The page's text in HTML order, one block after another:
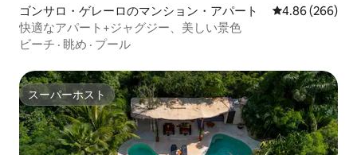
ゴンサロ・ゲレーロのマンション・アパート レビュー266
4.86 (266)
快適なアパート+ジャグジー、美しい景色
ビーチ · 眺め · プール
スーパーホスト
スーパーホスト